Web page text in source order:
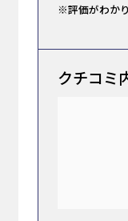
※評価がわか
クチコミ